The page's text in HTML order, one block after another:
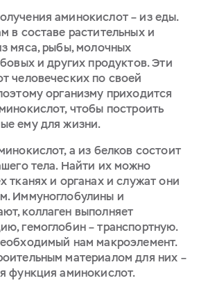
аминокислот – из еды.
в составе растительных и
мяса, рыбы, молочных
и других продуктов. Эти
человеческих по своей
организму приходится
чтобы построить
ему для жизни.
а из белков состоит
тела. Найти их можно
тканях и органах и служат они
Иммуноглобулины и
коллаген выполняет
гемоглобин – транспортную.
нам макроэлемент.
материалом для них –
функция аминокислот.